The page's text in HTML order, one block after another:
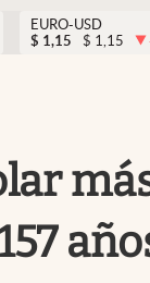
EURO-USD
$ 1,15 $ 1,15